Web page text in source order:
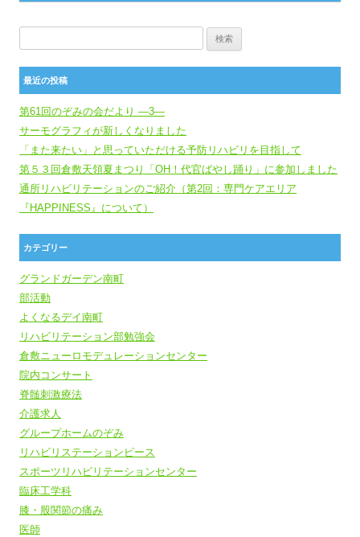
最近の投稿
第61回のぞみの会だより ―3―
サーモグラフィが新しくなりました
「また来たい」と思っていただける予防リハビリを目指して
第５３回倉敷天領夏まつり「OH！代官ばやし踊り」に参加しました
通所リハビリテーションのご紹介（第2回：専門ケアエリア
『HAPPINESS』について）
カテゴリー
グランドガーデン南町
部活動
よくなるデイ南町
リハビリテーション部勉強会
倉敷ニューロモデュレーションセンター
院内コンサート
脊髄刺激療法
介護求人
グループホームのぞみ
リハビリステーションピース
スポーツリハビリテーションセンター
臨床工学科
膝・股関節の痛み
医師